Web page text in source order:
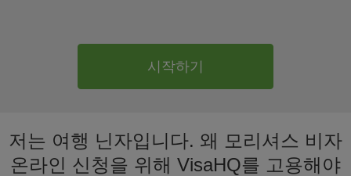
시작하기
저는 여행 닌자입니다. 왜 모리셔스 비자
온라인 신청을 위해 VisaHQ를 고용해야